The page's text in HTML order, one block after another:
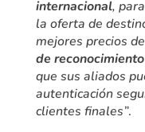
internacional,
la oferta de
mejores precios
de
que sus aliados
autenticación
clientes finales”.